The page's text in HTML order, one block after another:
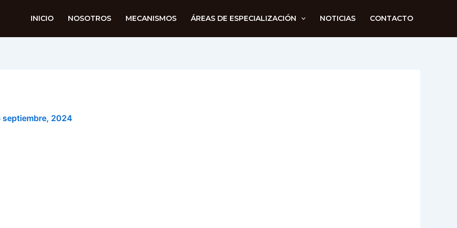
INICIO NOSOTROS MECANISMOS ÁREAS DE ESPECIALIZACIÓN NOTICIAS CONTACTO
septiembre, 2024